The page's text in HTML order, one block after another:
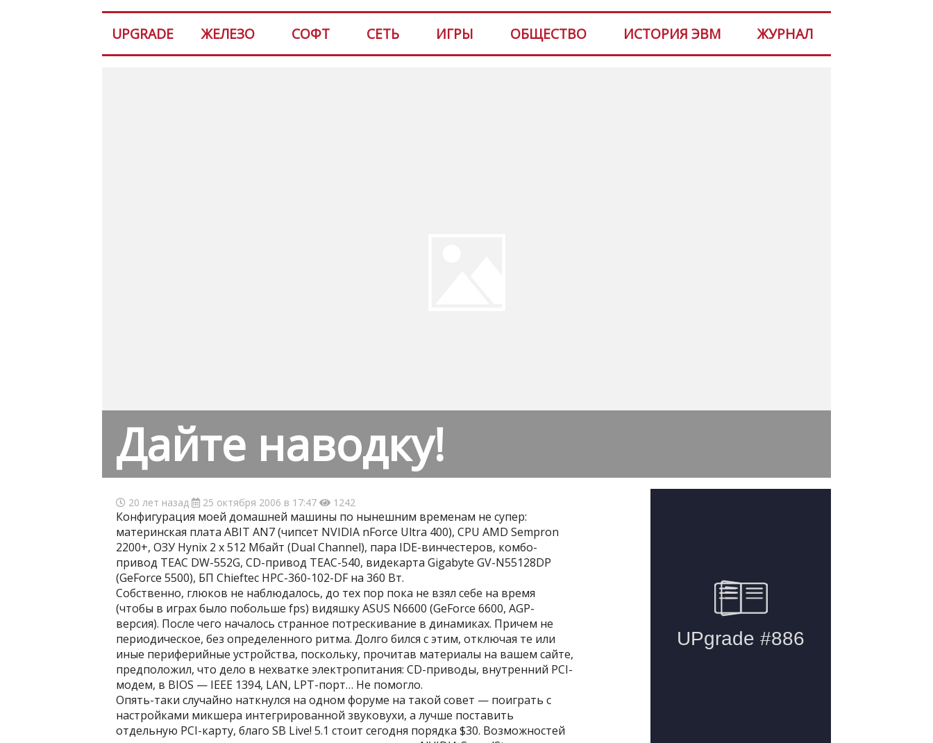
UPGRADE ЖЕЛЕЗО СОФТ СЕТЬ ИГРЫ ОБЩЕСТВО ИСТОРИЯ ЭВМ ЖУРНАЛ
Дайте наводку!
20 лет назад 25 октября 2006 в 17:47 1242
Конфигурация моей домашней машины по нынешним временам не супер:
материнская плата ABIT AN7 (чипсет NVIDIA nForce Ultra 400), CPU AMD Sempron
2200+, ОЗУ Hynix 2 x 512 Мбайт (Dual Channel), пара IDE-винчестеров, комбо-
привод TEAC DW-552G, CD-привод TEAC-540, видекарта Gigabyte GV-N55128DP
(GeForce 5500), БП Chieftec HPC-360-102-DF на 360 Вт.
Собственно, глюков не наблюдалось, до тех пор пока не взял себе на время
(чтобы в играх было побольше fps) видяшку ASUS N6600 (GeForce 6600, AGP-
версия). После чего началось странное потрескивание в динамиках. Причем не
периодическое, без определенного ритма. Долго бился с этим, отключая те или
иные периферийные устройства, поскольку, прочитав материалы на вашем сайте,
предположил, что дело в нехватке электропитания: CD-приводы, внутренний PCI-
модем, в BIOS — IEEE 1394, LAN, LPT-порт… Не помогло.
Опять-таки случайно наткнулся на одном форуме на такой совет — поиграть с
настройками микшера интегрированной звуковухи, а лучше поставить
отдельную PCI-карту, благо SB Live! 5.1 стоит сегодня порядка $30. Возможностей